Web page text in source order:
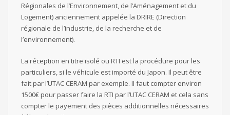
Régionales de l’Environnement, de l’Aménagement et du
Logement) anciennement appelée la DRIRE (Direction
régionale de l’industrie, de la recherche et de
l’environnement).
La réception en titre isolé ou RTI est la procédure pour les
particuliers, si le véhicule est importé du Japon. Il peut être
fait par l’UTAC CERAM par exemple. Il faut compter environ
1500€ pour passer faire la RTI par l’UTAC CERAM et cela sans
compter le payement des pièces additionnelles nécessaires